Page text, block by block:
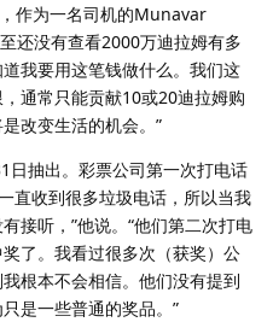
作为一名司机的Munavar
还没有查看2000万迪拉姆有多
我要用这笔钱做什么。我们这
通常只能贡献10或20迪拉姆购
改变生活的机会。”
日抽出。彩票公司第一次打电话
直收到很多垃圾电话，所以当我
接听，”他说。“他们第二次打电
了。我看过很多次（获奖）公
根本不会相信。他们没有提到
是一些普通的奖品。”